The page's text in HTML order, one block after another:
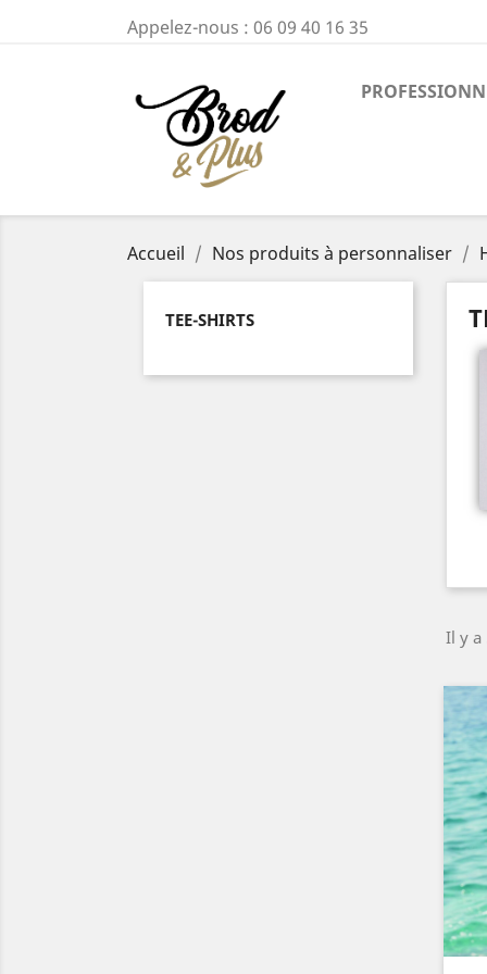
Appelez-nous : 06 09 40 16 35
Accueil Nos produits à personnaliser
TEE-SHIRTS
Il y a